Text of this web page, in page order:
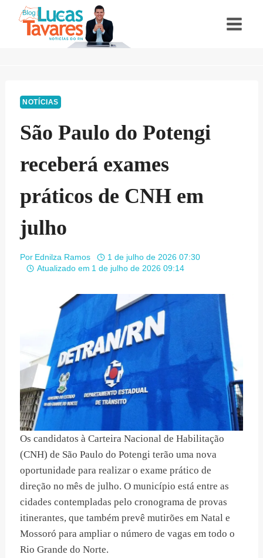
NOTÍCIAS
São Paulo do Potengi
receberá exames
práticos de CNH em
julho
Por Ednilza Ramos
1 de julho de 2026 07:30
Atualizado em 1 de julho de 2026 09:14
Os candidatos à Carteira Nacional de Habilitação
(CNH) de São Paulo do Potengi terão uma nova
oportunidade para realizar o exame prático de
direção no mês de julho. O município está entre as
cidades contempladas pelo cronograma de provas
itinerantes, que também prevê mutirões em Natal e
Mossoró para ampliar o número de vagas em todo o
Rio Grande do Norte.